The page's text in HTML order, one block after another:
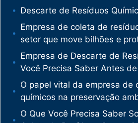
Descarte de Resíduos
Empresa de coleta de
setor que move bilhões e
Empresa de Descarte de
Você Precisa Saber Antes
O papel vital da empresa de
químicos na preservação
O Que Você Precisa Saber